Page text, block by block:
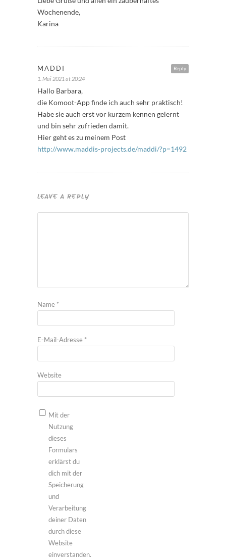
Wochenende,
Karina
Reply
MADDI
1. Mai 2021 at 20:24
Hallo Barbara,
die Komoot-App finde ich auch sehr praktisch!
Habe sie auch erst vor kurzem kennen gelernt
und bin sehr zufrieden damit.
Hier geht es zu meinem Post
http://www.maddis-projects.de/maddi/?p=1492
LEAVE A REPLY
Name *
E-Mail-Adresse *
Website
Mit der
Nutzung
dieses
Formulars
erklärst du
dich mit der
Speicherung
und
Verarbeitung
deiner Daten
durch diese
Website
einverstanden.